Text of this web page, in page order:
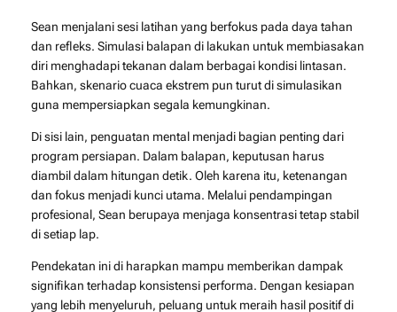
Sean menjalani sesi latihan yang berfokus pada daya tahan
dan refleks. Simulasi balapan di lakukan untuk membiasakan
diri menghadapi tekanan dalam berbagai kondisi lintasan.
Bahkan, skenario cuaca ekstrem pun turut di simulasikan
guna mempersiapkan segala kemungkinan.
Di sisi lain, penguatan mental menjadi bagian penting dari
program persiapan. Dalam balapan, keputusan harus
diambil dalam hitungan detik. Oleh karena itu, ketenangan
dan fokus menjadi kunci utama. Melalui pendampingan
profesional, Sean berupaya menjaga konsentrasi tetap stabil
di setiap lap.
Pendekatan ini di harapkan mampu memberikan dampak
signifikan terhadap konsistensi performa. Dengan kesiapan
yang lebih menyeluruh, peluang untuk meraih hasil positif di